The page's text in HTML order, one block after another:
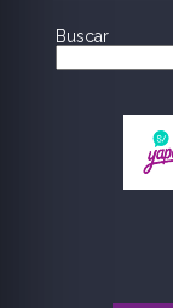
Buscar